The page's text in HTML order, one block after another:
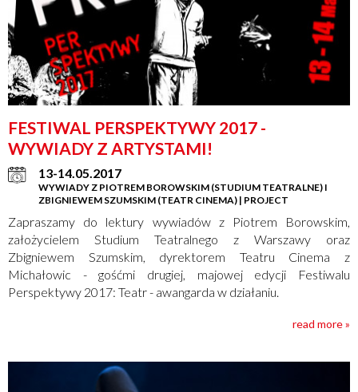
FESTIWAL PERSPEKTYWY 2017 -
WYWIADY Z ARTYSTAMI!
13-14.05.2017
WYWIADY Z PIOTREM BOROWSKIM (STUDIUM TEATRALNE) I
ZBIGNIEWEM SZUMSKIM (TEATR CINEMA) | PROJECT
Zapraszamy do lektury wywiadów z Piotrem Borowskim,
założycielem Studium Teatralnego z Warszawy oraz
Zbigniewem Szumskim, dyrektorem Teatru Cinema z
Michałowic - gośćmi drugiej, majowej edycji Festiwalu
Perspektywy 2017: Teatr - awangarda w działaniu.
read more »